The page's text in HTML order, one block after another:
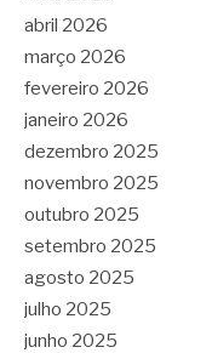
abril 2026
março 2026
fevereiro 2026
janeiro 2026
dezembro 2025
novembro 2025
outubro 2025
setembro 2025
agosto 2025
julho 2025
junho 2025